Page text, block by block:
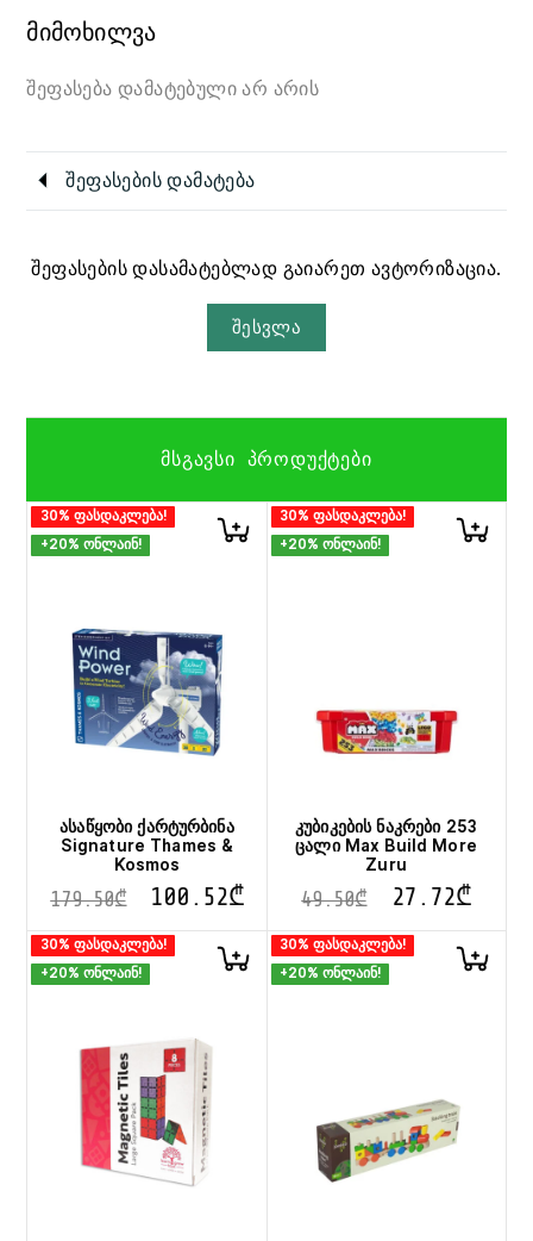
მიმოხილვა
შეფასება დამატებული არ არის
შეფასების დამატება
შეფასების დასამატებლად გაიარეთ ავტორიზაცია.
შესვლა
ᲛᲡᲒᲐᲕᲡᲘ ᲞᲠᲝᲓᲣᲥᲢᲔᲑᲘ
30% ფასდაკლება!
+20% ონლაინ!
ასაწყობი ქარტურბინა
Signature Thames &
Kosmos
179.50₾ 100.52₾
30% ფასდაკლება!
+20% ონლაინ!
კუბიკების ნაკრები 253
ცალი Max Build More
Zuru
49.50₾ 27.72₾
30% ფასდაკლება!
+20% ონლაინ!
30% ფასდაკლება!
+20% ონლაინ!